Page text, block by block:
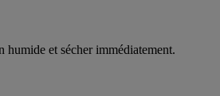
humide et sécher immédiatement.